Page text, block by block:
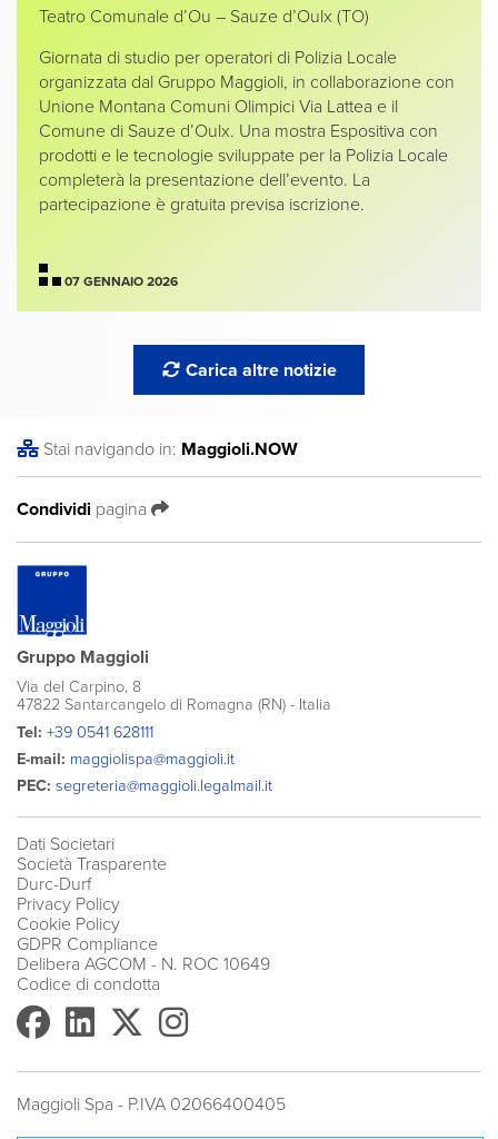
Teatro Comunale d’Ou – Sauze d’Oulx (TO)
Giornata di studio per operatori di Polizia Locale
organizzata dal Gruppo Maggioli, in collaborazione con
Unione Montana Comuni Olimpici Via Lattea e il
Comune di Sauze d’Oulx. Una mostra Espositiva con
prodotti e le tecnologie sviluppate per la Polizia Locale
completerà la presentazione dell’evento. La
partecipazione è gratuita previsa iscrizione.
07 GENNAIO 2026
Carica altre notizie
Stai navigando in: Maggioli.NOW
Condividi pagina
Gruppo Maggioli
Via del Carpino, 8
47822 Santarcangelo di Romagna (RN) - Italia
Tel: +39 0541 628111
E-mail: maggiolispa@maggioli.it
PEC: segreteria@maggioli.legalmail.it
Dati Societari
Società Trasparente
Durc-Durf
Privacy Policy
Cookie Policy
GDPR Compliance
Delibera AGCOM - N. ROC 10649
Codice di condotta
Maggioli Spa - P.IVA 02066400405